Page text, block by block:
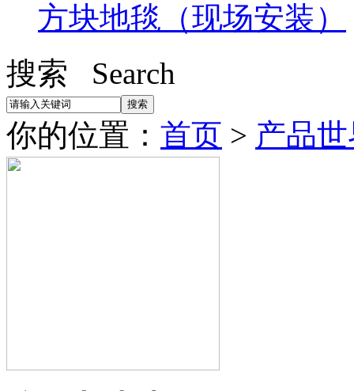
方块地毯（现场安装）
搜索 Search
你的位置： 首页 > 产品